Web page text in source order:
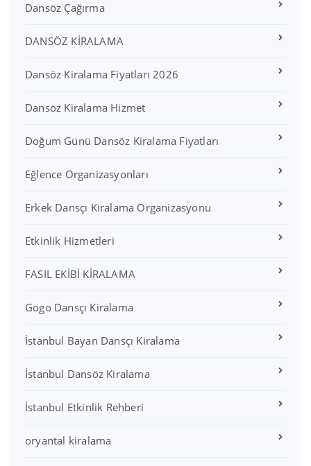
Dansöz Çağırma
DANSÖZ KİRALAMA
Dansöz Kiralama Fiyatları 2026
Dansöz Kiralama Hizmet
Doğum Günü Dansöz Kiralama Fiyatları
Eğlence Organizasyonları
Erkek Dansçı Kiralama Organizasyonu
Etkinlik Hizmetleri
FASIL EKİBİ KİRALAMA
Gogo Dansçı Kiralama
İstanbul Bayan Dansçı Kiralama
İstanbul Dansöz Kiralama
İstanbul Etkinlik Rehberi
oryantal kiralama